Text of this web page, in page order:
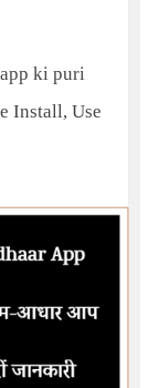
ki puri
Install, Use